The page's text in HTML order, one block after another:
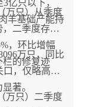
亿只以下，
羊基础产能持
万只）从季度
二季度存栏
，环比增幅
栏的修复迹
万只，同比
口，仅略高于
著。
万只）二季度